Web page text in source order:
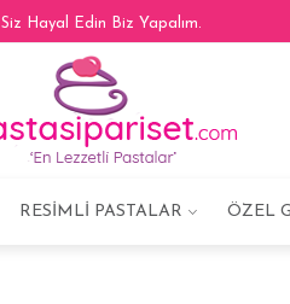
Siz Hayal Edin Biz Yapalım.
RESIMLI PASTALAR ÖZEL